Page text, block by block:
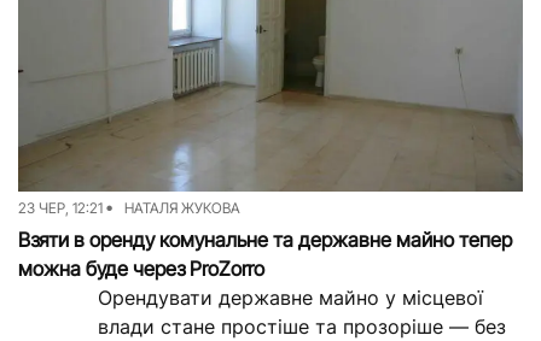
23 ЧЕР, 12:21 НАТАЛЯ ЖУКОВА
Взяти в оренду комунальне та державне майно тепер
можна буде через ProZorro
Орендувати державне майно у місцевої
влади стане простіше та прозоріше — без